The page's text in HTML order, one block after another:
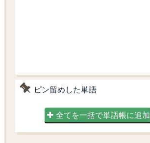
ピン留めした単語
全てを一括で単語帳に追加